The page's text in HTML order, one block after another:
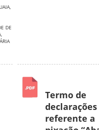
,
DE
,
Termo de
declarações
referente a